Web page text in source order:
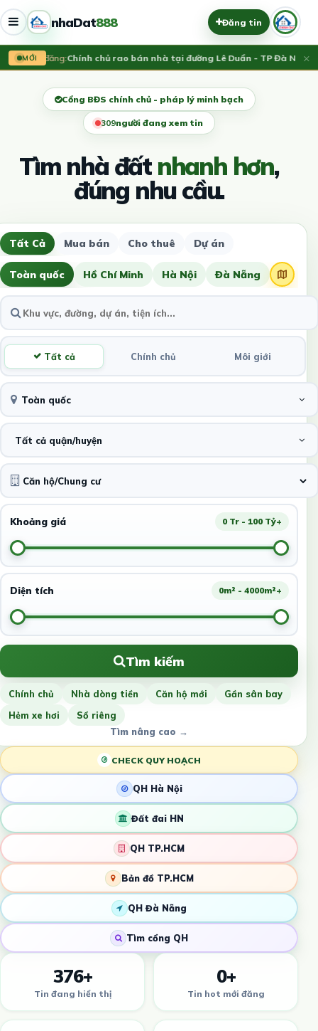
nhaDat888 Đăng tin
MỚI
Vừa đăng:Chính chủ rao bán nhà tại đường Lê Duẩn - TP Đà Nẵng;×
Cổng BĐS chính chủ - pháp lý minh bạch
306người đang xem tin
Tìm nhà đấtnhanh hơn,
đúng nhu cầu.
Tất Cả Mua bán Cho thuê Dự án
Toàn quốc Hồ Chí Minh Hà Nội Đà Nẵng
Tất cả Chính chủ Môi giới
Toàn quốc
Tất cả quận/huyện
Khoảng giá 0 Tr - 100 Tỷ+
Diện tích 0m² - 4000m²+
Tìm kiếm
Chính chủ Nhà dòng tiền Căn hộ mới
Gần sân bay
Hẻm xe hơi
Sổ riêng
Tìm nâng cao →
CHECK QUY HOẠCH
QH Hà Nội
Đất đai HN
QH TP.HCM
Bản đồ TP.HCM
QH Đà Nẵng
Tìm cổng QH
376+
Tin đang hiển thị
0+
Tin hot mới đăng